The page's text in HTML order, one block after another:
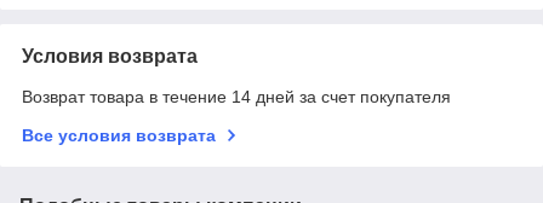
Условия возврата
Возврат товара в течение 14 дней за счет покупателя
Все условия возврата